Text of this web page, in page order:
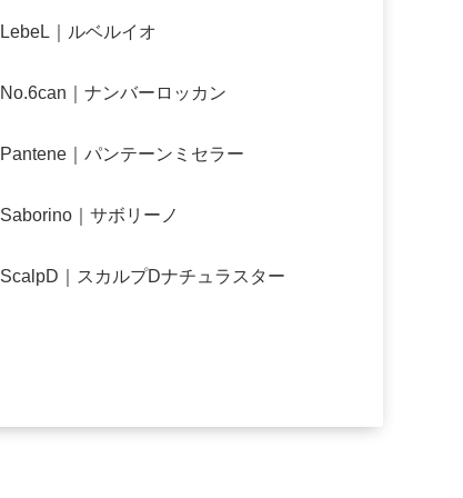
LebeL｜ルベルイオ
No.6can｜ナンバーロッカン
Pantene｜パンテーンミセラー
Saborino｜サボリーノ
ScalpD｜スカルプDナチュラスター